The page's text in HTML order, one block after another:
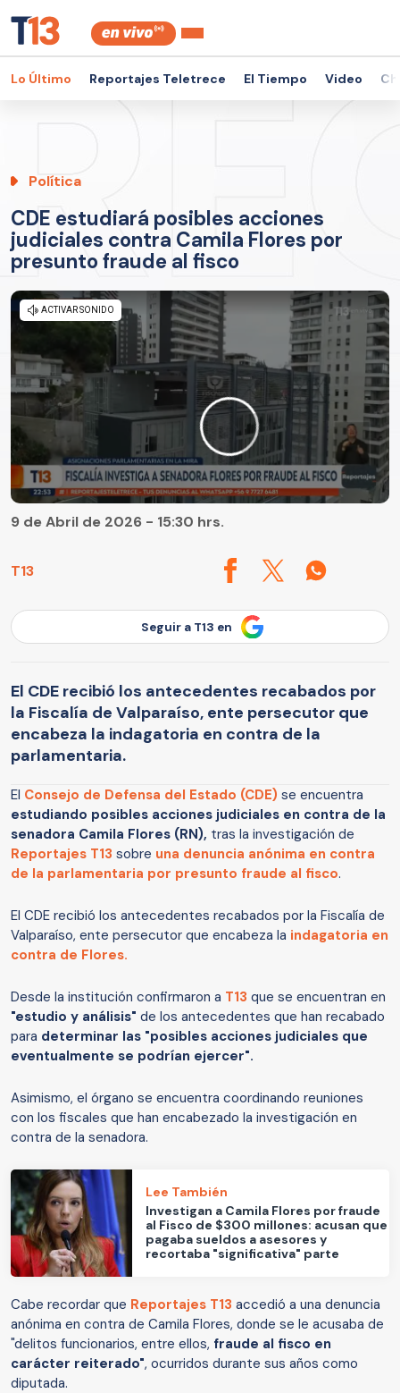
Lo Último Reportajes Teletrece El Tiempo Video
Política
CDE estudiará posibles acciones
judiciales contra Camila Flores por
presunto fraude al fisco
T13
9 de Abril de 2026 - 15:30 hrs.
Seguir a T13 en
El CDE recibió los antecedentes recabados por
la Fiscalía de Valparaíso, ente persecutor que
encabeza la indagatoria en contra de la
parlamentaria.
El Consejo de Defensa del Estado (CDE) se encuentra
estudiando posibles acciones judiciales en contra de la
senadora Camila Flores (RN), tras la investigación de
Reportajes T13 sobre una denuncia anónima en contra
de la parlamentaria por presunto fraude al fisco.
El CDE recibió los antecedentes recabados por la Fiscalía de
Valparaíso, ente persecutor que encabeza la indagatoria en
contra de Flores.
Desde la institución confirmaron a T13 que se encuentran en
"estudio y análisis" de los antecedentes que han recabado
para determinar las "posibles acciones judiciales que
eventualmente se podrían ejercer".
Asimismo, el órgano se encuentra coordinando reuniones
con los fiscales que han encabezado la investigación en
contra de la senadora.
Lee También
Investigan a Camila Flores por fraude
al Fisco de $300 millones: acusan que
pagaba sueldos a asesores y
recortaba "significativa" parte
Cabe recordar que Reportajes T13 accedió a una denuncia
anónima en contra de Camila Flores, donde se le acusaba de
"delitos funcionarios, entre ellos, fraude al fisco en
carácter reiterado", ocurridos durante sus años como
diputada.